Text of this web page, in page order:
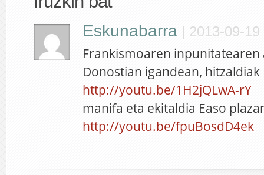
Eskunabarra | 2013-09-19
Frankismoaren
Donostian igandean, hitzaldiak
http://youtu.be/1H2jQLwA-rY
manifa eta ekitaldia Easo
http://youtu.be/fpuBosdD4ek